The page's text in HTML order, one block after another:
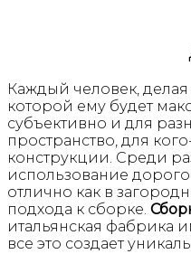
Каждый человек,
которой ему будет
субъективно и для
пространство, для
конструкции. Среди
использование
отлично как в
подхода к сборке.
итальянская фабрика
все это создает